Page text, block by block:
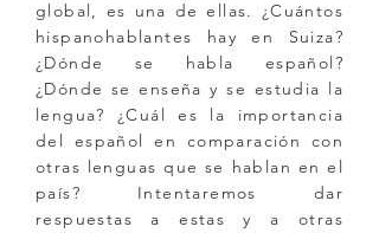
global, es una de ellas. ¿Cuántos
hispanohablantes hay en Suiza?
¿Dónde se habla español?
¿Dónde se enseña y se estudia la
lengua? ¿Cuál es la importancia
del español en comparación con
otras lenguas que se hablan en el
país? Intentaremos dar
respuestas a estas y a otras